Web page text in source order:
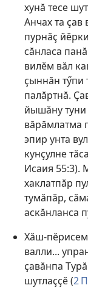
хунӑ тесе
Анчах та ҫав
пурнӑҫ
сӑнласа панӑ
вилӗм вӑл
ҫыннӑн тӳпи
палӑртнӑ.
йышӑну туни
вӑрӑмлатма
эпир унта
кунҫулне
Исаия 55:3).
хаклатпӑр
тумӑпӑр,
аскӑнланса
Хӑш-пӗрисем
валли...
ҫавӑнпа
шутлаҫҫӗ (2